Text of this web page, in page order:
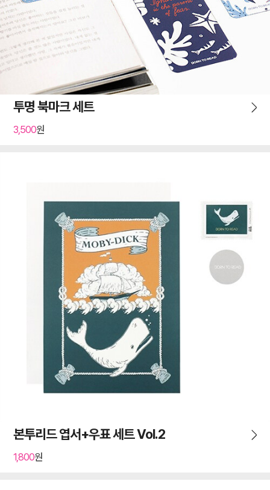
투명 북마크 세트
3,500원
본투리드 엽서+우표 세트 Vol.2
1,800원